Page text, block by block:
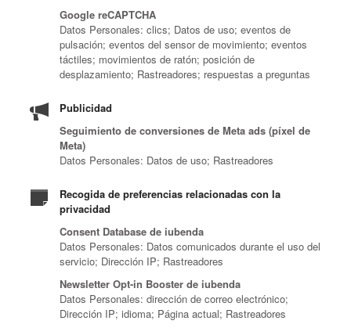
Google reCAPTCHA
Datos Personales: clics; Datos de uso; eventos de
pulsación; eventos del sensor de movimiento; eventos
táctiles; movimientos de ratón; posición de
desplazamiento; Rastreadores; respuestas a preguntas
Publicidad
Seguimiento de conversiones de Meta ads (píxel de
Meta)
Datos Personales: Datos de uso; Rastreadores
Recogida de preferencias relacionadas con la
privacidad
Consent Database de iubenda
Datos Personales: Datos comunicados durante el uso del
servicio; Dirección IP; Rastreadores
Newsletter Opt-in Booster de iubenda
Datos Personales: dirección de correo electrónico;
Dirección IP; idioma; Página actual; Rastreadores